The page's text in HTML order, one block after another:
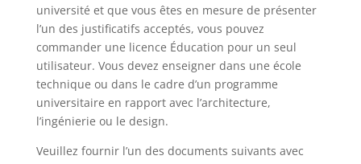
université et que vous êtes en mesure de présenter
l’un des justificatifs acceptés, vous pouvez
commander une licence Éducation pour un seul
utilisateur. Vous devez enseigner dans une école
technique ou dans le cadre d’un programme
universitaire en rapport avec l’architecture,
l’ingénierie ou le design.
Veuillez fournir l’un des documents suivants avec